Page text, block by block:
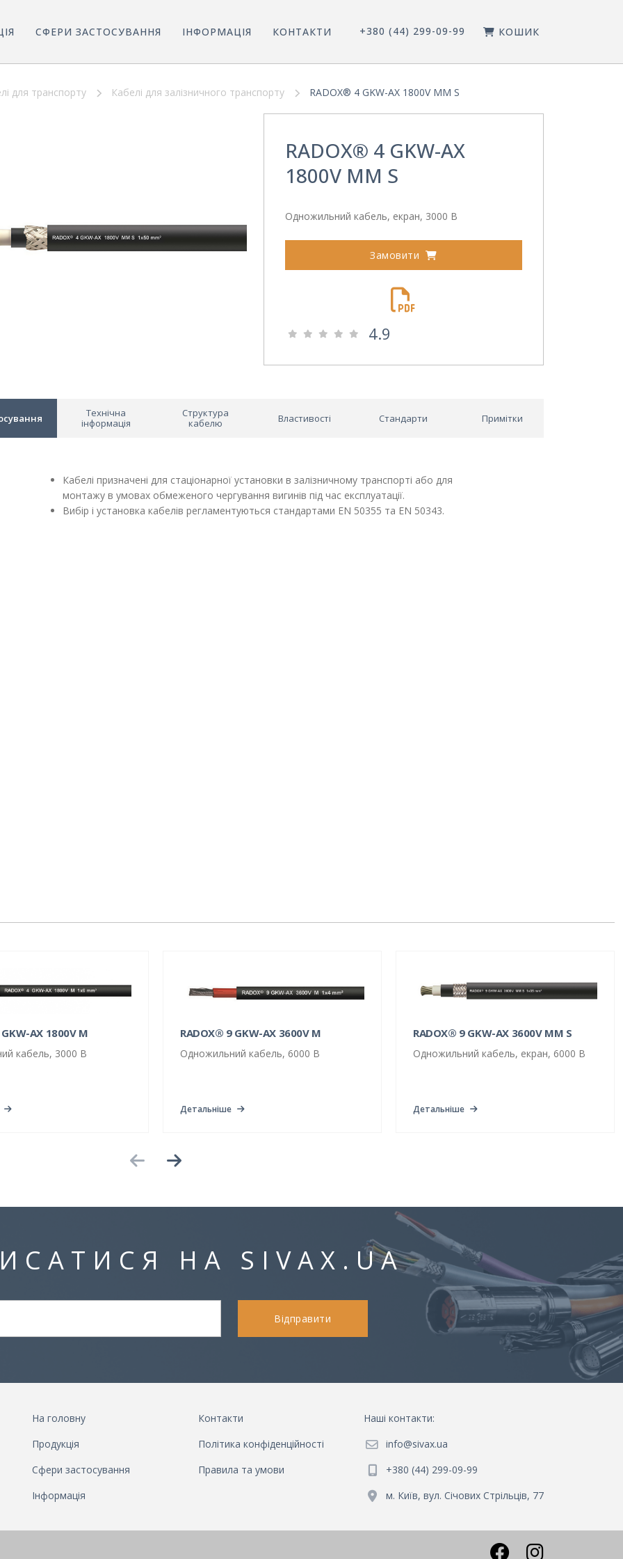
СФЕРИ ЗАСТОСУВАННЯ ІНФОРМАЦІЯ КОНТАКТИ +380 (44) 299-09-99 КОШИК
для транспорту Кабелі для залізничного транспорту RADOX® 4 GKW-AX 1800V MM S
RADOX® 4 GKW-AX
1800V MM S
Одножильний кабель, екран, 3000 В
Замовити
4.9
Технічна
інформація
Структура
кабелю
Властивості Стандарти Примітки
Кабелі призначені для стаціонарної установки в залізничному транспорті або для
монтажу в умовах обмеженого чергування вигинів під час експлуатації.
Вибір і установка кабелів регламентуються стандартами EN 50355 та EN 50343.
AX 1800V M
кабель, 3000 В
RADOX® 9 GKW-AX 3600V M
Одножильний кабель, 6000 В
Детальніше
RADOX® 9 GKW-AX 3600V MM S
Одножильний кабель, екран, 6000 В
Детальніше
НА SIVAX.UA
Відправити
На головну
Продукція
Сфери застосування
Інформація
Контакти
Політика конфіденційності
Правила та умови
Наші контакти:
info@sivax.ua
+380 (44) 299-09-99
м. Київ, вул. Січових Стрільців, 77